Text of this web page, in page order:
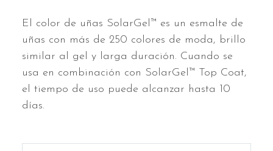
El color de uñas SolarGel™ es un esmalte de
uñas con más de 250 colores de moda, brillo
similar al gel y larga duración. Cuando se
usa en combinación con SolarGel™ Top Coat,
el tiempo de uso puede alcanzar hasta 10
días.